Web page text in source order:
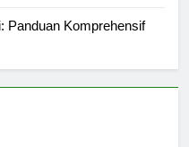
Komprehensif